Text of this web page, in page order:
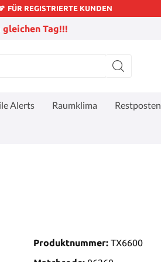
FÜR REGISTRIERTE KUNDEN
Tag!!!
Alerts Raumklima Restposten
Produktnummer: TX6600